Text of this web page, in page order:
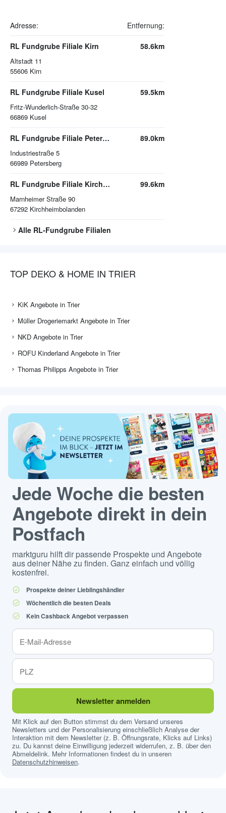
Adresse: Entfernung:
RL Fundgrube Filiale Kirn
Altstadt 11
55606 Kirn
58.6km
RL Fundgrube Filiale Kusel
Fritz-Wunderlich-Straße 30-32
66869 Kusel
59.5km
RL Fundgrube Filiale Petersberg
Industriestraße 5
66989 Petersberg
89.0km
RL Fundgrube Filiale Kirchheimbolanden
Marnheimer Straße 90
67292 Kirchheimbolanden
99.6km
Alle RL-Fundgrube Filialen
TOP DEKO & HOME IN TRIER
KiK Angebote in Trier
Müller Drogeriemarkt Angebote in Trier
NKD Angebote in Trier
ROFU Kinderland Angebote in Trier
Thomas Philipps Angebote in Trier
Jede Woche die besten
Angebote direkt in dein
Postfach
marktguru hilft dir passende Prospekte und Angebote
aus deiner Nähe zu finden. Ganz einfach und völlig
kostenfrei.
Prospekte deiner Lieblingshändler
Wöchentlich die besten Deals
Kein Cashback Angebot verpassen
Newsletter anmelden
Mit Klick auf den Button stimmst du dem Versand unseres
Newsletters und der Personalisierung einschließlich Analyse der
Interaktion mit dem Newsletter (z. B. Öffnungsrate, Klicks auf Links)
zu. Du kannst deine Einwilligung jederzeit widerrufen, z. B. über den
Abmeldelink. Mehr Informationen findest du in unseren
Datenschutzhinweisen.